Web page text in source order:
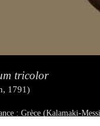
tricolor
1791)
: Grèce (Kalamaki-